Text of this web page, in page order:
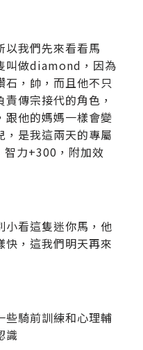
以我們先來看看馬
叫做diamond，因為
石，帥，而且他不只
傳宗接代的角色，
跟他的媽媽一樣會變
，是我這兩天的專屬
力+300，附加效
小看這隻迷你馬，他
快，這我們明天再來
些騎前訓練和心理輔
識